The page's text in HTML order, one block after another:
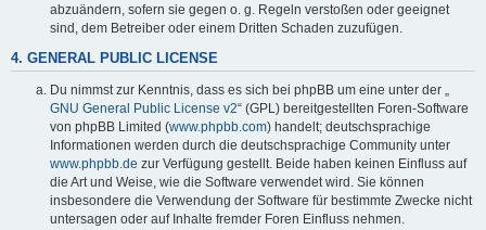
abzuändern, sofern sie gegen o. g. Regeln verstoßen oder geeignet
sind, dem Betreiber oder einem Dritten Schaden zuzufügen.
4. GENERAL PUBLIC LICENSE
Du nimmst zur Kenntnis, dass es sich bei phpBB um eine unter der „
GNU General Public License v2“ (GPL) bereitgestellten Foren-Software
von phpBB Limited (www.phpbb.com) handelt; deutschsprachige
Informationen werden durch die deutschsprachige Community unter
www.phpbb.de zur Verfügung gestellt. Beide haben keinen Einfluss auf
die Art und Weise, wie die Software verwendet wird. Sie können
insbesondere die Verwendung der Software für bestimmte Zwecke nicht
untersagen oder auf Inhalte fremder Foren Einfluss nehmen.